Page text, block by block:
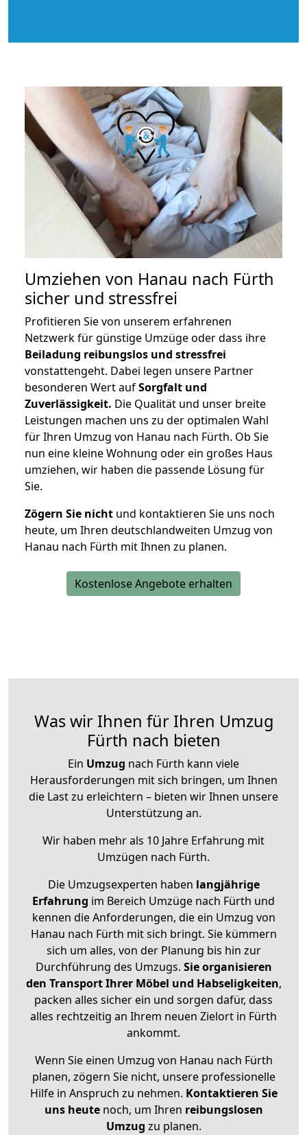
Umziehen von Hanau nach Fürth
sicher und stressfrei
Profitieren Sie von unserem erfahrenen
Netzwerk für günstige Umzüge oder dass ihre
Beiladung reibungslos und stressfrei
vonstattengeht. Dabei legen unsere Partner
besonderen Wert aufSorgfalt und
Zuverlässigkeit. Die Qualität und unser breite
Leistungen machen uns zu der optimalen Wahl
für Ihren Umzug von Hanau nach Fürth. Ob Sie
nun eine kleine Wohnung oder ein großes Haus
umziehen, wir haben die passende Lösung für
Sie.
Zögern Sie nicht und kontaktieren Sie uns noch
heute, um Ihren deutschlandweiten Umzug von
Hanau nach Fürth mit Ihnen zu planen.
Kostenlose Angebote erhalten
Was wir Ihnen für Ihren Umzug
Fürth nach bieten
Ein Umzug nach Fürth kann viele
Herausforderungen mit sich bringen, um Ihnen
die Last zu erleichtern – bieten wir Ihnen unsere
Unterstützung an.
Wir haben mehr als 10 Jahre Erfahrung mit
Umzügen nach Fürth.
Die Umzugsexperten haben langjährige
Erfahrung im Bereich Umzüge nach Fürth und
kennen die Anforderungen, die ein Umzug von
Hanau nach Fürth mit sich bringt. Sie kümmern
sich um alles, von der Planung bis hin zur
Durchführung des Umzugs. Sie organisieren
den Transport Ihrer Möbel und Habseligkeiten,
packen alles sicher ein und sorgen dafür, dass
alles rechtzeitig an Ihrem neuen Zielort in Fürth
ankommt.
Wenn Sie einen Umzug von Hanau nach Fürth
planen, zögern Sie nicht, unsere professionelle
Hilfe in Anspruch zu nehmen. Kontaktieren Sie
uns heutenoch, um Ihren reibungslosen
Umzug zu planen.